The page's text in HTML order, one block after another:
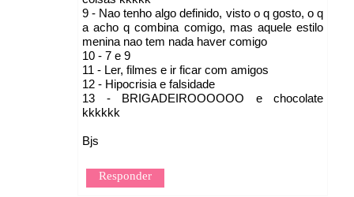
9 - Nao tenho algo definido, visto o q gosto, o q
a acho q combina comigo, mas aquele estilo
menina nao tem nada haver comigo
10 - 7 e 9
11 - Ler, filmes e ir ficar com amigos
12 - Hipocrisia e falsidade
13 - BRIGADEIROOOOOO e chocolate
kkkkkk
Bjs
Responder